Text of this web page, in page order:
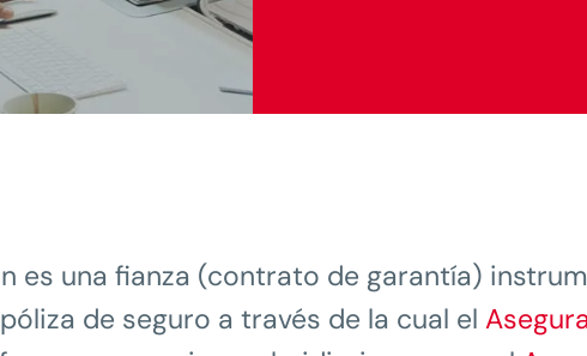
es una fianza (contrato de garantía)
de seguro a través de la cual el